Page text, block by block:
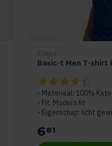
Basic-t Men T-shirt
De beoordeling van
Materiaal: 100%
Fit: Modern fit
Eigenschap: licht
681